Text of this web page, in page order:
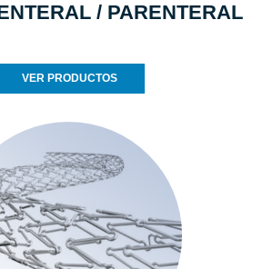
/ PARENTERAL
VER PRODUCTOS